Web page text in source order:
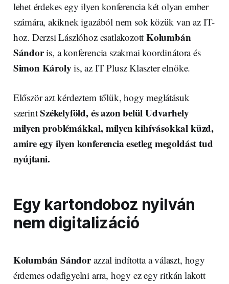
lehet érdekes egy ilyen konferencia két olyan ember
számára, akiknek igazából nem sok közük van az IT-
hoz. Derzsi Lászlóhoz csatlakozottKolumbán
Sándoris, a konferencia szakmai koordinátora és
Simon Károly is, az IT Plusz Klaszter elnöke.
Először azt kérdeztem tőlük, hogy meglátásuk
szerintSzékelyföld, és azon belül Udvarhely
milyen problémákkal, milyen kihívásokkal küzd,
amire egy ilyen konferencia esetleg megoldást tud
nyújtani.
Egy kartondoboz nyilván
nem digitalizáció
Kolumbán Sándorazzal indította a választ, hogy
érdemes odafigyelni arra, hogy ez egy ritkán lakott